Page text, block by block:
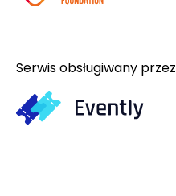
Serwis obsługiwany przez